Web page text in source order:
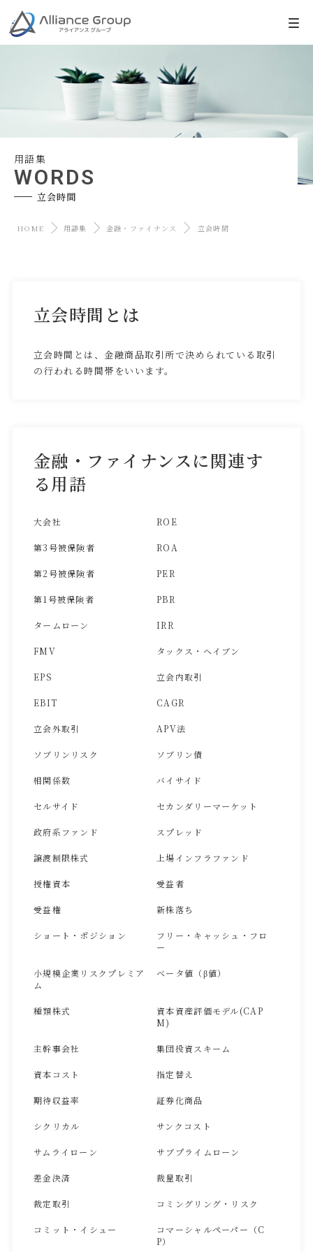
用語集
WORDS
立会時間
HOME 用語集 金融・ファイナンス 立会時間
立会時間とは
立会時間とは、金融商品取引所で決められている取引
の行われる時間帯をいいます。
金融・ファイナンスに関連す
る用語
大会社 ROE
第3号被保険者 ROA
第2号被保険者 PER
第1号被保険者 PBR
タームローン IRR
FMV タックス・ヘイブン
EPS 立会内取引
EBIT CAGR
立会外取引 APV法
ソブリンリスク ソブリン債
相関係数 バイサイド
セルサイド セカンダリーマーケット
政府系ファンド スプレッド
譲渡制限株式 上場インフラファンド
授権資本 受益者
受益権 新株落ち
ショート・ポジション
フリー・キャッシュ・フロ
ー
小規模企業リスクプレミア
ム
ベータ値（β値）
種類株式
資本資産評価モデル(CAP
M)
主幹事会社 集団投資スキーム
資本コスト 指定替え
期待収益率 証券化商品
シクリカル サンクコスト
サムライローン サブプライムローン
差金決済 裁量取引
裁定取引 コミングリング・リスク
コミット・イシュー
コマーシャルペーパー（C
P）